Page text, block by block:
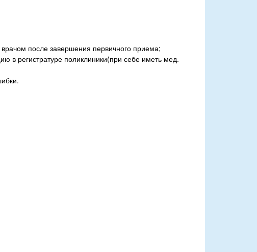
после завершения первичного приема;
в регистратуре поликлиники(при себе иметь мед.